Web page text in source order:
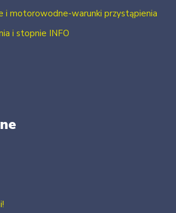
i motorowodne-warunki przystąpienia
i stopnie INFO